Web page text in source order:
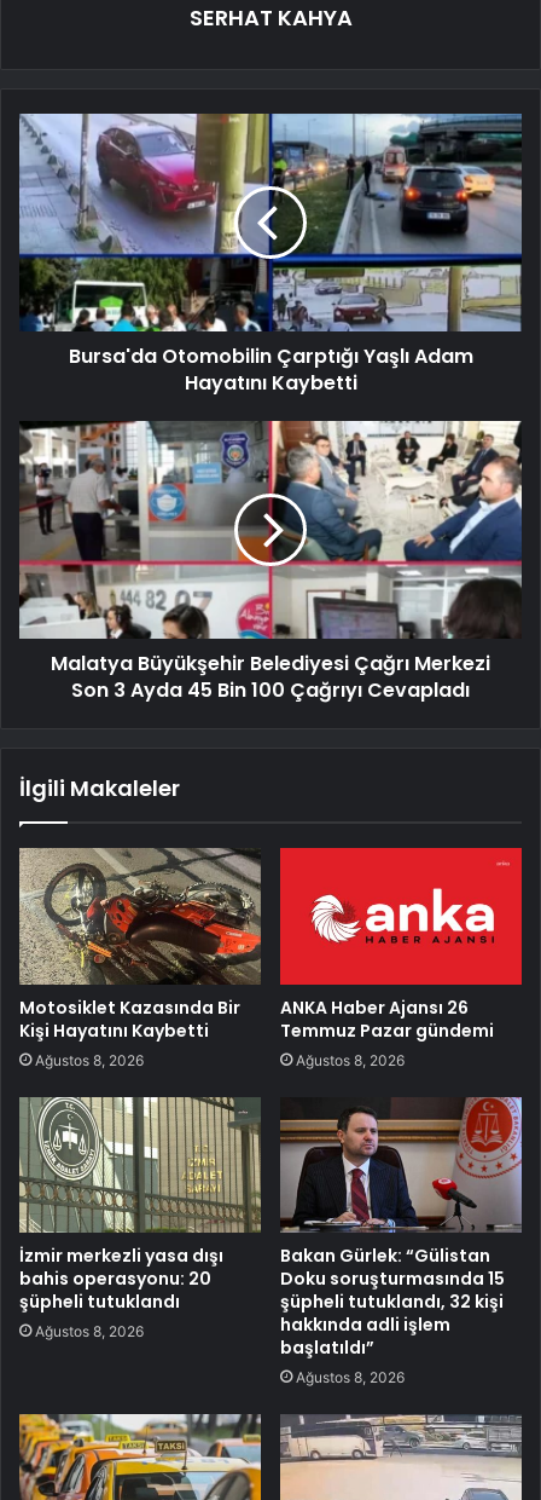
SERHAT KAHYA
Bursa'da Otomobilin Çarptığı Yaşlı Adam
Hayatını Kaybetti
Malatya Büyükşehir Belediyesi Çağrı Merkezi
Son 3 Ayda 45 Bin 100 Çağrıyı Cevapladı
İlgili Makaleler
Motosiklet Kazasında Bir
Kişi Hayatını Kaybetti
Ağustos 8, 2026
ANKA Haber Ajansı 26
Temmuz Pazar gündemi
Ağustos 8, 2026
İzmir merkezli yasa dışı
bahis operasyonu: 20
şüpheli tutuklandı
Ağustos 8, 2026
Bakan Gürlek: “Gülistan
Doku soruşturmasında 15
şüpheli tutuklandı, 32 kişi
hakkında adli işlem
başlatıldı”
Ağustos 8, 2026